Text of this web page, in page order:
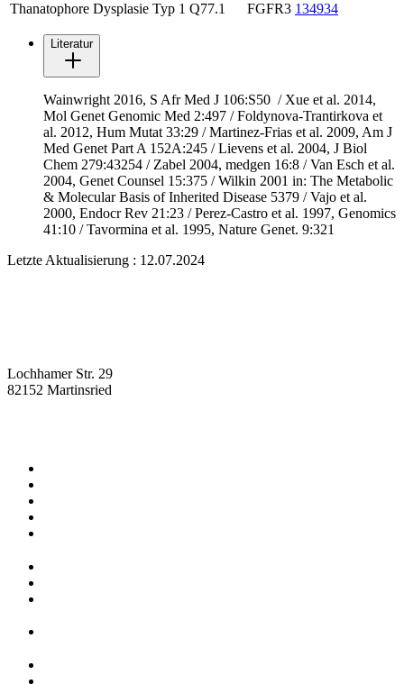
Thanatophore Dysplasie Typ 1 Q77.1 FGFR3 134934
Literatur
Wainwright 2016, S Afr Med J 106:S50 / Xue et al. 2014,
Mol Genet Genomic Med 2:497 / Foldynova-Trantirkova et
al. 2012, Hum Mutat 33:29 / Martinez-Frias et al. 2009, Am J
Med Genet Part A 152A:245 / Lievens et al. 2004, J Biol
Chem 279:43254 / Zabel 2004, medgen 16:8 / Van Esch et al.
2004, Genet Counsel 15:375 / Wilkin 2001 in: The Metabolic
& Molecular Basis of Inherited Disease 5379 / Vajo et al.
2000, Endocr Rev 21:23 / Perez-Castro et al. 1997, Genomics
41:10 / Tavormina et al. 1995, Nature Genet. 9:321
Letzte Aktualisierung : 12.07.2024
Lochhamer Str. 29
82152 Martinsried